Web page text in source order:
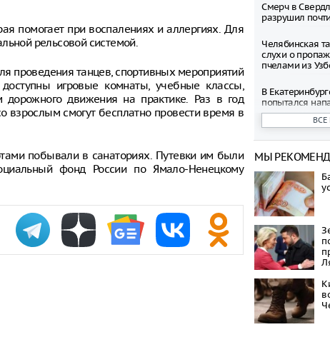
помогает при воспалениях и аллергиях. Для
рельсовой системой.
проведения танцев, спортивных мероприятий
игровые комнаты, учебные классы,
движения на практике. Раз в год
взрослым смогут бесплатно провести время в
побывали в санаториях. Путевки им были
фонд России по Ямало-Ненецкому
Смерч в
разрушил
Челябинская
слухи о
пчелами из
В
попытался
Дениса
В Курганской
режим
Владельцам
беспилотников
Екатеринбурге
рублей
Пять человек
нападении на
В
на протест, но
Роскомнадзор
В Тюменской
МЫ